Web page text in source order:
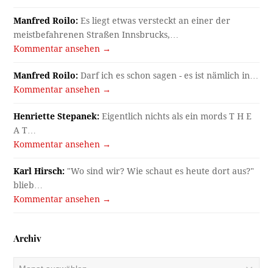
Manfred Roilo: Es liegt etwas versteckt an einer der
meistbefahrenen Straßen Innsbrucks,…
Kommentar ansehen →
Manfred Roilo: Darf ich es schon sagen - es ist nämlich in…
Kommentar ansehen →
Henriette Stepanek: Eigentlich nichts als ein mords T H E
A T…
Kommentar ansehen →
Karl Hirsch: "Wo sind wir? Wie schaut es heute dort aus?"
blieb…
Kommentar ansehen →
Archiv
Archiv